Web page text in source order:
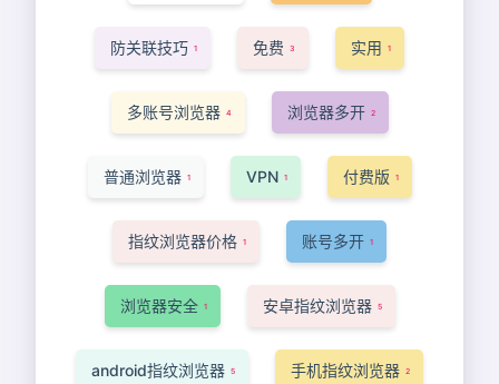
防关联技巧 1 免费 3 实用 1
多账号浏览器 4 浏览器多开 2
普通浏览器 1 VPN 1 付费版 1
指纹浏览器价格 1 账号多开 1
浏览器安全 1 安卓指纹浏览器 5
android指纹浏览器 5 手机指纹浏览器 2